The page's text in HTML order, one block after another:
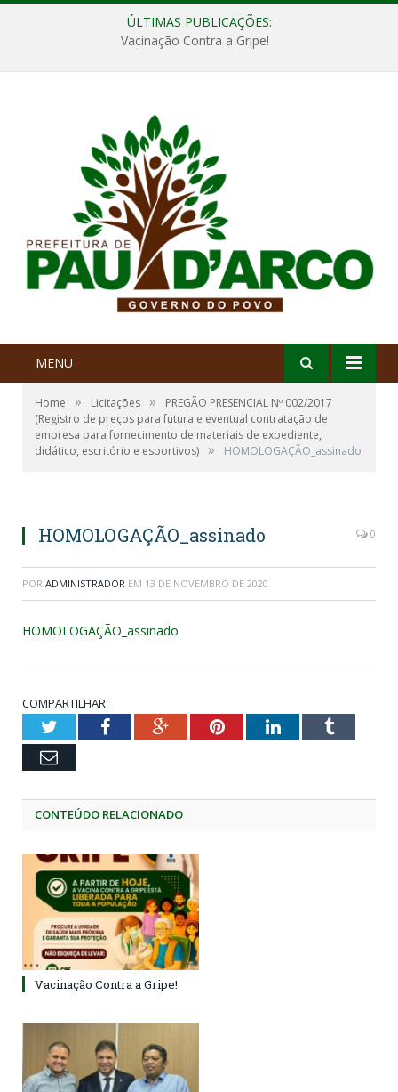
ÚLTIMAS PUBLICAÇÕES:
Vacinação Contra a Gripe!
MENU
Home » Licitações »
PREGÃO PRESENCIAL Nº 002/2017
(Registro de preços para futura e eventual contratação de
empresa para fornecimento de materiais de expediente,
didático, escritório e esportivos) » HOMOLOGAÇÃO_assinado
HOMOLOGAÇÃO_assinado 0
POR ADMINISTRADOR EM 13 DE NOVEMBRO DE 2020
HOMOLOGAÇÃO_assinado
COMPARTILHAR:
TwitterFacebookGoogle+PinterestLinkedInTumblr
Email
CONTEÚDO RELACIONADO
Vacinação Contra a Gripe!